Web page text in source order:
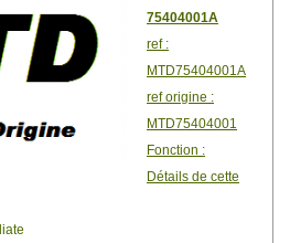
75404001A
ref :
MTD75404001A
ref origine :
MTD75404001
Fonction :
Détails de cette